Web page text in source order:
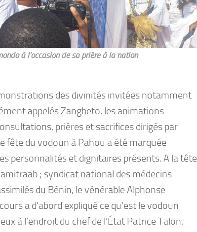
à l’occasion de sa prière à la nation
des divinités invitées notamment
appelés Zangbeto, les animations
prières et sacrifices dirigés par
fête du vodoun à Pahou a été marquée
personnalités et dignitaires présents. A la tête
; syndicat national des médecins
du Bénin, le vénérable Alphonse
a d’abord expliqué ce qu’est le vodoun
à l’endroit du chef de l’État Patrice Talon.